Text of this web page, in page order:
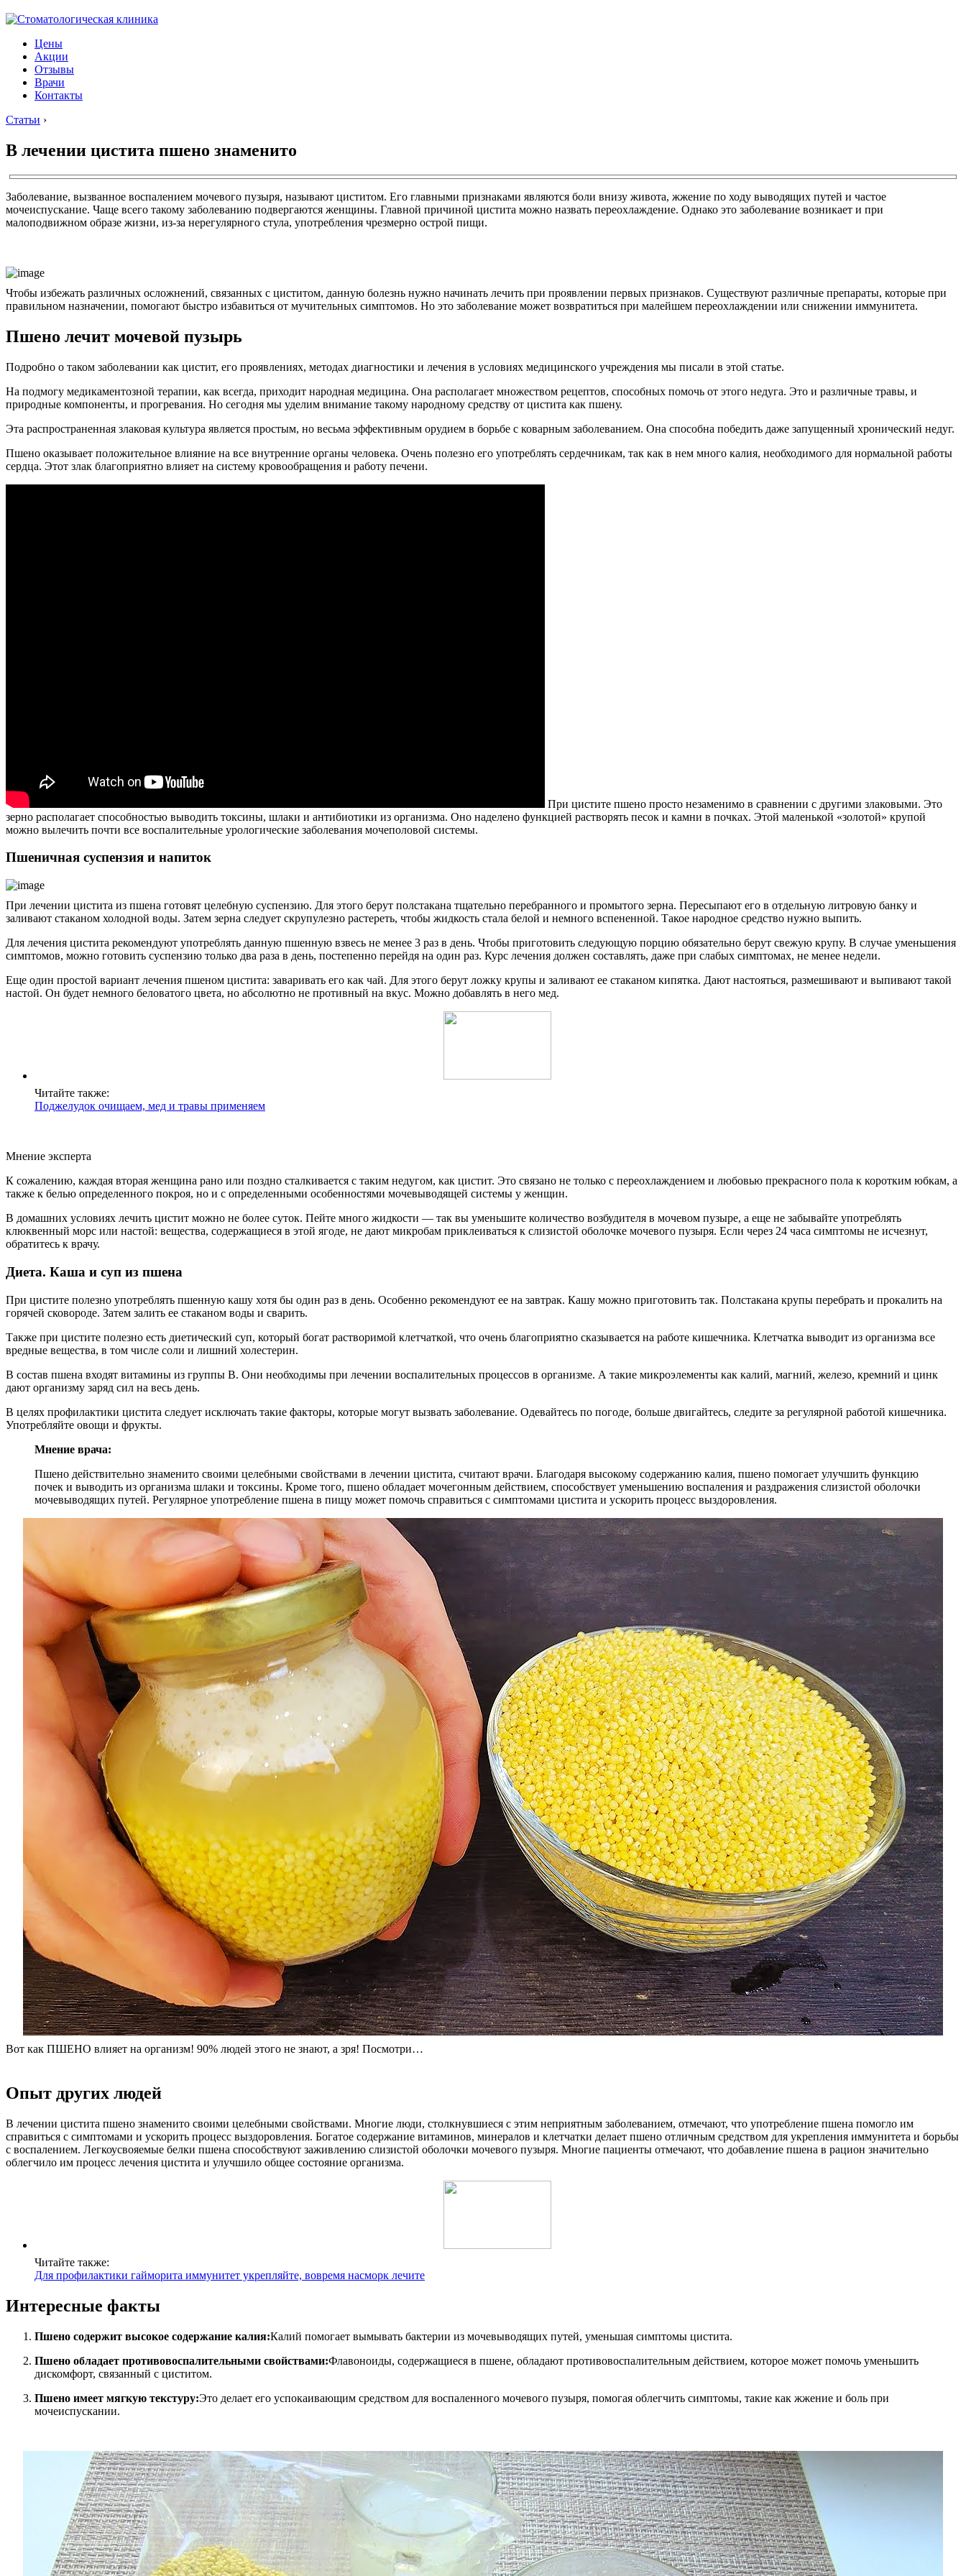
Цены
Акции
Отзывы
Врачи
Контакты
Статьи ›
В лечении цистита пшено знаменито
Заболевание, вызванное воспалением мочевого пузыря, называют циститом. Его главными признаками являются боли внизу живота, жжение по ходу выводящих путей и частое
мочеиспускание. Чаще всего такому заболеванию подвергаются женщины. Главной причиной цистита можно назвать переохлаждение. Однако это заболевание возникает и при
малоподвижном образе жизни, из-за нерегулярного стула, употребления чрезмерно острой пищи.
Чтобы избежать различных осложнений, связанных с циститом, данную болезнь нужно начинать лечить при проявлении первых признаков. Существуют различные препараты, которые при
правильном назначении, помогают быстро избавиться от мучительных симптомов. Но это заболевание может возвратиться при малейшем переохлаждении или снижении иммунитета.
Пшено лечит мочевой пузырь
Подробно о таком заболевании как цистит, его проявлениях, методах диагностики и лечения в условиях медицинского учреждения мы писали в этой статье.
На подмогу медикаментозной терапии, как всегда, приходит народная медицина. Она располагает множеством рецептов, способных помочь от этого недуга. Это и различные травы, и
природные компоненты, и прогревания. Но сегодня мы уделим внимание такому народному средству от цистита как пшену.
Эта распространенная злаковая культура является простым, но весьма эффективным орудием в борьбе с коварным заболеванием. Она способна победить даже запущенный хронический недуг.
Пшено оказывает положительное влияние на все внутренние органы человека. Очень полезно его употреблять сердечникам, так как в нем много калия, необходимого для нормальной работы
сердца. Этот злак благоприятно влияет на систему кровообращения и работу печени.
При цистите пшено просто незаменимо в сравнении с другими злаковыми. Это
зерно располагает способностью выводить токсины, шлаки и антибиотики из организма. Оно наделено функцией растворять песок и камни в почках. Этой маленькой «золотой» крупой
можно вылечить почти все воспалительные урологические заболевания мочеполовой системы.
Пшеничная суспензия и напиток
При лечении цистита из пшена готовят целебную суспензию. Для этого берут полстакана тщательно перебранного и промытого зерна. Пересыпают его в отдельную литровую банку и
заливают стаканом холодной воды. Затем зерна следует скрупулезно растереть, чтобы жидкость стала белой и немного вспененной. Такое народное средство нужно выпить.
Для лечения цистита рекомендуют употреблять данную пшенную взвесь не менее 3 раз в день. Чтобы приготовить следующую порцию обязательно берут свежую крупу. В случае уменьшения
симптомов, можно готовить суспензию только два раза в день, постепенно перейдя на один раз. Курс лечения должен составлять, даже при слабых симптомах, не менее недели.
Еще один простой вариант лечения пшеном цистита: заваривать его как чай. Для этого берут ложку крупы и заливают ее стаканом кипятка. Дают настояться, размешивают и выпивают такой
настой. Он будет немного беловатого цвета, но абсолютно не противный на вкус. Можно добавлять в него мед.
Читайте также:
Поджелудок очищаем, мед и травы применяем
Мнение эксперта
К сожалению, каждая вторая женщина рано или поздно сталкивается с таким недугом, как цистит. Это связано не только с переохлаждением и любовью прекрасного пола к коротким юбкам, а
также к белью определенного покроя, но и с определенными особенностями мочевыводящей системы у женщин.
В домашних условиях лечить цистит можно не более суток. Пейте много жидкости — так вы уменьшите количество возбудителя в мочевом пузыре, а еще не забывайте употреблять
клюквенный морс или настой: вещества, содержащиеся в этой ягоде, не дают микробам приклеиваться к слизистой оболочке мочевого пузыря. Если через 24 часа симптомы не исчезнут,
обратитесь к врачу.
Диета. Каша и суп из пшена
При цистите полезно употреблять пшенную кашу хотя бы один раз в день. Особенно рекомендуют ее на завтрак. Кашу можно приготовить так. Полстакана крупы перебрать и прокалить на
горячей сковороде. Затем залить ее стаканом воды и сварить.
Также при цистите полезно есть диетический суп, который богат растворимой клетчаткой, что очень благоприятно сказывается на работе кишечника. Клетчатка выводит из организма все
вредные вещества, в том числе соли и лишний холестерин.
В состав пшена входят витамины из группы B. Они необходимы при лечении воспалительных процессов в организме. А такие микроэлементы как калий, магний, железо, кремний и цинк
дают организму заряд сил на весь день.
В целях профилактики цистита следует исключать такие факторы, которые могут вызвать заболевание. Одевайтесь по погоде, больше двигайтесь, следите за регулярной работой кишечника.
Употребляйте овощи и фрукты.
Мнение врача:
Пшено действительно знаменито своими целебными свойствами в лечении цистита, считают врачи. Благодаря высокому содержанию калия, пшено помогает улучшить функцию
почек и выводить из организма шлаки и токсины. Кроме того, пшено обладает мочегонным действием, способствует уменьшению воспаления и раздражения слизистой оболочки
мочевыводящих путей. Регулярное употребление пшена в пищу может помочь справиться с симптомами цистита и ускорить процесс выздоровления.
Вот как ПШЕНО влияет на организм! 90% людей этого не знают, а зря! Посмотри…
Опыт других людей
В лечении цистита пшено знаменито своими целебными свойствами. Многие люди, столкнувшиеся с этим неприятным заболеванием, отмечают, что употребление пшена помогло им
справиться с симптомами и ускорить процесс выздоровления. Богатое содержание витаминов, минералов и клетчатки делает пшено отличным средством для укрепления иммунитета и борьбы
с воспалением. Легкоусвояемые белки пшена способствуют заживлению слизистой оболочки мочевого пузыря. Многие пациенты отмечают, что добавление пшена в рацион значительно
облегчило им процесс лечения цистита и улучшило общее состояние организма.
Читайте также:
Для профилактики гайморита иммунитет укрепляйте, вовремя насморк лечите
Интересные факты
Пшено содержит высокое содержание калия:Калий помогает вымывать бактерии из мочевыводящих путей, уменьшая симптомы цистита.
Пшено обладает противовоспалительными свойствами:Флавоноиды, содержащиеся в пшене, обладают противовоспалительным действием, которое может помочь уменьшить
дискомфорт, связанный с циститом.
Пшено имеет мягкую текстуру:Это делает его успокаивающим средством для воспаленного мочевого пузыря, помогая облегчить симптомы, такие как жжение и боль при
мочеиспускании.